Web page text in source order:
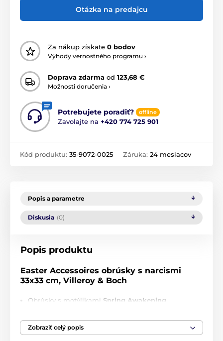
Otázka na predajcu
Za nákup získate 0 bodov
Výhody vernostného programu ›
Doprava zdarma od 123,68 €
Možnosti doručenia ›
Potrebujete poradiť? offline
Zavolajte na +420 774 725 901
Kód produktu: 35-9072-0025 Záruka: 24 mesiacov
Popis a parametre
Diskusia (0)
Popis produktu
Easter Accessoires obrúsky s narcismi
33x33 cm, Villeroy & Boch
Obrúsky s motýlikami Spring Awakening
20 kusov obrúskov v balení
Zobraziť celý popis